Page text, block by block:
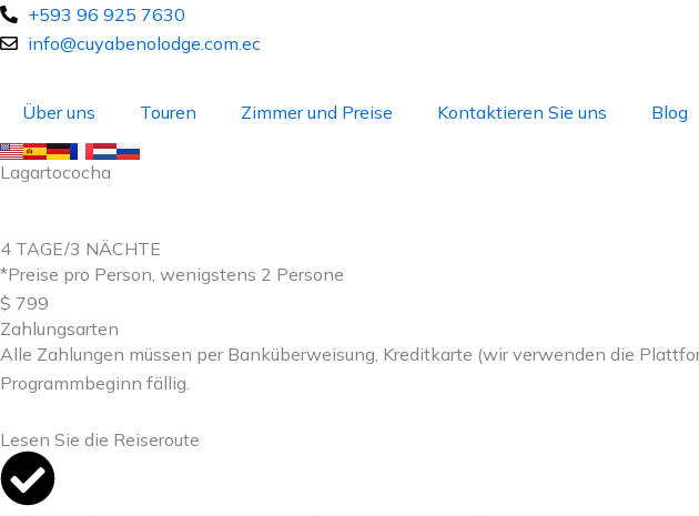
Skip
to
+593 96 925 7630
info@cuyabenolodge.com.ec
Über uns Touren Zimmer und Preise Kontaktieren Sie uns Blog
Lagartococha
4 TAGE/3 NÄCHTE
*Preise pro Person, wenigstens 2 Persone
$ 799
Zahlungsarten
Alle Zahlungen müssen per Banküberweisung, Kreditkarte (wir verwenden die
Programmbeginn fällig.
Lesen Sie die Reiseroute